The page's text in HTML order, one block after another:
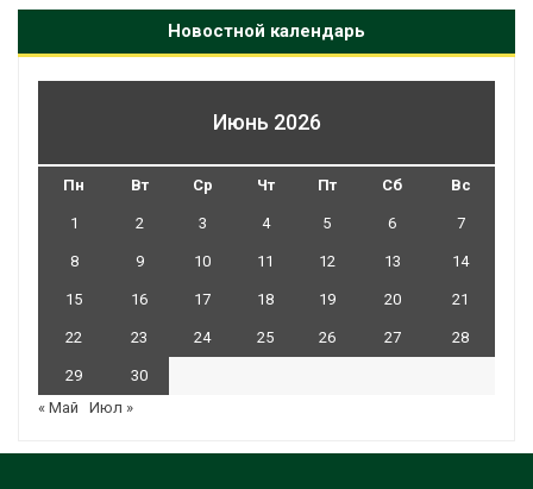
Новостной календарь
Июнь 2026
Пн Вт Ср Чт Пт Сб Вс
1 2 3 4 5 6 7
8 9 10 11 12 13 14
15 16 17 18 19 20 21
22 23 24 25 26 27 28
29
30
« Май
Июл »